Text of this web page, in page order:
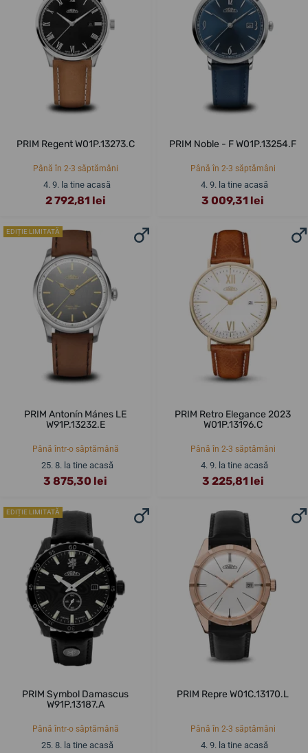
PRIM Regent W01P.13273.C
Până în 2-3 săptămâni
4. 9. la tine acasă
2 792,81 lei
PRIM Noble - F W01P.13254.F
Până în 2-3 săptămâni
4. 9. la tine acasă
3 009,31 lei
EDIȚIE LIMITATĂ
PRIM Antonín Mánes LE
W91P.13232.E
Până într-o săptămână
25. 8. la tine acasă
3 875,30 lei
PRIM Retro Elegance 2023
W01P.13196.C
Până în 2-3 săptămâni
4. 9. la tine acasă
3 225,81 lei
EDIȚIE LIMITATĂ
PRIM Symbol Damascus
W91P.13187.A
Până într-o săptămână
25. 8. la tine acasă
PRIM Repre W01C.13170.L
Până în 2-3 săptămâni
4. 9. la tine acasă